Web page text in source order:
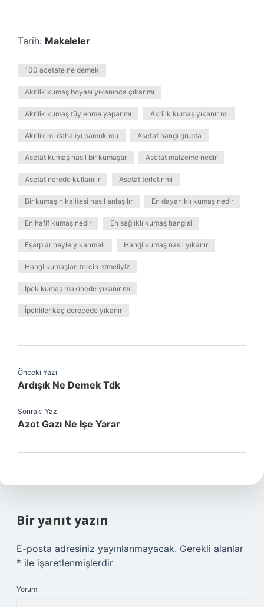
Tarih: Makaleler
100 acetate ne demek
Akrilik kumaş boyası yıkanınca çıkar mı
Akrilik kumaş tüylenme yapar mı Akrilik kumaş yıkanır mı
Akrilik mi daha iyi pamuk mu Asetat hangi grupta
Asetat kumaş nasıl bir kumaştır Asetat malzeme nedir
Asetat nerede kullanılır Asetat terletir mi
Bir kumaşın kalitesi nasıl anlaşılır En dayanıklı kumaş nedir
En hafif kumaş nedir En sağlıklı kumaş hangisi
Eşarplar neyle yıkanmalı Hangi kumaş nasıl yıkanır
Hangi kumaşları tercih etmeliyiz
İpek kumaş makinede yıkanır mı
İpekliler kaç derecede yıkanır
Önceki Yazı
Ardışık Ne Demek Tdk
Sonraki Yazı
Azot Gazı Ne Işe Yarar
Bir yanıt yazın
E-posta adresiniz yayınlanmayacak. Gerekli alanlar
* ile işaretlenmişlerdir
Yorum